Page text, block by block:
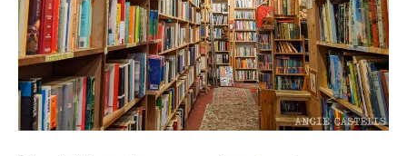
a
la
industria
cultural